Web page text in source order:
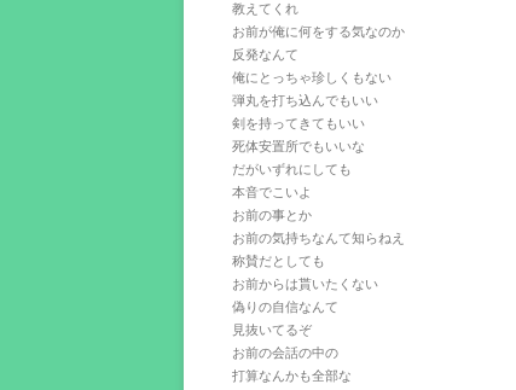
教えてくれ
お前が俺に何をする気なのか
反発なんて
俺にとっちゃ珍しくもない
弾丸を打ち込んでもいい
剣を持ってきてもいい
死体安置所でもいいな
だがいずれにしても
本音でこいよ
お前の事とか
お前の気持ちなんて知らねえ
称賛だとしても
お前からは貰いたくない
偽りの自信なんて
見抜いてるぞ
お前の会話の中の
打算なんかも全部な